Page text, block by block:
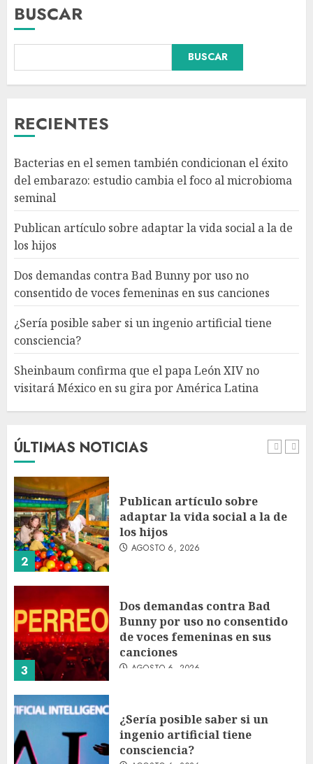
BUSCAR
BUSCAR
RECIENTES
Bacterias en el semen también condicionan el éxito
del embarazo: estudio cambia el foco al microbioma
seminal
Publican artículo sobre adaptar la vida social a la de
los hijos
Dos demandas contra Bad Bunny por uso no
consentido de voces femeninas en sus canciones
¿Sería posible saber si un ingenio artificial tiene
consciencia?
Sheinbaum confirma que el papa León XIV no
visitará México en su gira por América Latina
ÚLTIMAS NOTICIAS
3
Dos demandas contra Bad
Bunny por uso no consentido
4
¿Sería posible saber si un
ingenio artificial tiene
AGOSTO 6, 2026
5
Sheinbaum confirma que el
papa León XIV no visitará
México en su gira por América
Latina
1
Bacterias en el semen también
AGOSTO 6, 2026
2
Publican artículo sobre
adaptar la vida social a la de
los hijos
AGOSTO 6, 2026
3
Dos demandas contra Bad
Bunny por uso no consentido
de voces femeninas en sus
canciones
AGOSTO 6, 2026
¿Sería posible saber si un
ingenio artificial tiene
consciencia?